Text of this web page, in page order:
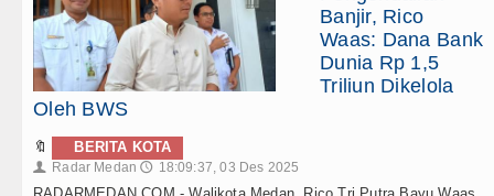
Banjir, Rico
Waas: Dana Bank
Dunia Rp 1,5
Triliun Dikelola
Oleh BWS
🔖 BERITA KOTA
👤 Radar Medan 🕔 18:09:37, 03 Des 2025